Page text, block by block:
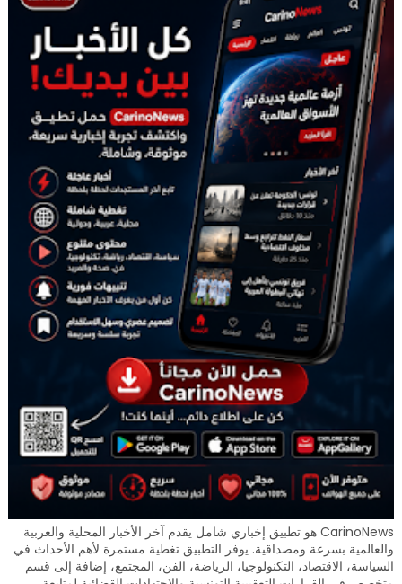
CarinoNews هو تطبيق إخباري شامل يقدم آخر الأخبار المحلية والعربية
والعالمية بسرعة ومصداقية. يوفر التطبيق تغطية مستمرة لأهم الأحداث في
السياسة، الاقتصاد، التكنولوجيا، الرياضة، الفن، المجتمع، إضافة إلى قسم